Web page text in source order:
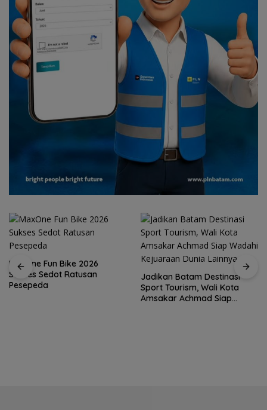
MaxOne Fun Bike 2026
Sukses Sedot Ratusan
Pesepeda
Jadikan Batam Destinasi
Sport Tourism, Wali Kota
Amsakar Achmad Siap